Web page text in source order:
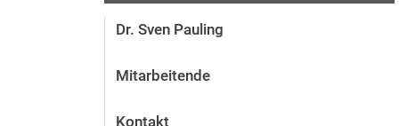
Dr. Sven Pauling
Mitarbeitende
Kontakt